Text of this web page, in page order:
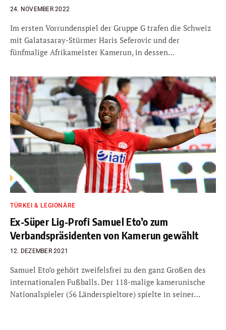
24. NOVEMBER 2022
Im ersten Vorrundenspiel der Gruppe G trafen die Schweiz
mit Galatasaray-Stürmer Haris Seferovic und der
fünfmalige Afrikameister Kamerun, in dessen…
TÜRKEI & LEGIONÄRE
Ex-Süper Lig-Profi Samuel Eto’o zum
Verbandspräsidenten von Kamerun gewählt
12. DEZEMBER 2021
Samuel Eto’o gehört zweifelsfrei zu den ganz Großen des
internationalen Fußballs. Der 118-malige kamerunische
Nationalspieler (56 Länderspieltore) spielte in seiner…